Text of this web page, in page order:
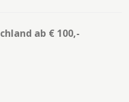
ab € 100,-